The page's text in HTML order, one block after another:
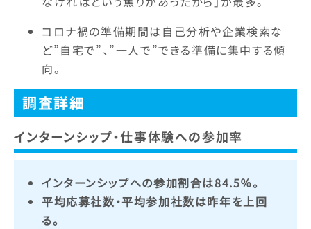
コロナ禍の準備期間は自己分析や企業検索な
ど”自宅で”、”一人で”できる準備に集中する傾
向。
調査詳細
インターンシップ・仕事体験への参加率
インターンシップへの参加割合は84.5％。
平均応募社数・平均参加社数は昨年を上回
る。